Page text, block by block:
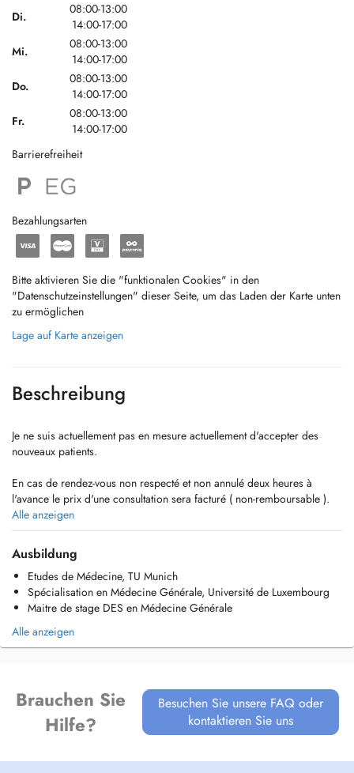
Di.
08:00-13:00
14:00-17:00
Mi.
08:00-13:00
14:00-17:00
Do.
08:00-13:00
14:00-17:00
Fr.
08:00-13:00
14:00-17:00
Barrierefreiheit
Bezahlungsarten
Bitte aktivieren Sie die "funktionalen Cookies" in den
"Datenschutzeinstellungen" dieser Seite, um das Laden der Karte unten
zu ermöglichen
Lage auf Karte anzeigen
Beschreibung
Je ne suis actuellement pas en mesure actuellement d'accepter des
nouveaux patients.
En cas de rendez-vous non respecté et non annulé deux heures à
l'avance le prix d'une consultation sera facturé ( non-remboursable ).
Vous êtes déjà patient?
Votre nom, prénom et date de naissance sont suffisants pour la prise
de rendez-vous.
Alle anzeigen
Ausbildung
Etudes de Médecine, TU Munich
Spécialisation en Médecine Générale, Université de Luxembourg
Maitre de stage DES en Médecine Générale
Alle anzeigen
Brauchen Sie
Hilfe?
Besuchen Sie unsere FAQ oder
kontaktieren Sie uns